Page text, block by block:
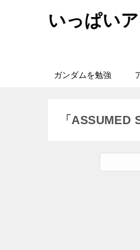
いっぱい
ガンダムを勉強
「ASSUMED